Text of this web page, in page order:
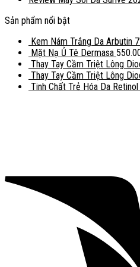
Sản phẩm nổi bật
Kem Nám Trắng Da Arbutin
Mặt Nạ Ủ Tê Dermasa
Thay Tay Cầm Triệt Lông
Thay Tay Cầm Triệt Lông
Tinh Chất Trẻ Hóa Da